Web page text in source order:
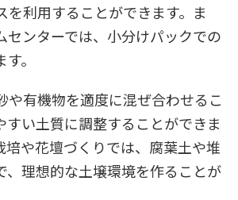
を利用することができます。ま
センターでは、小分けパックでの
。
や有機物を適度に混ぜ合わせるこ
すい土質に調整することができま
培や花壇づくりでは、腐葉土や堆
、理想的な土壌環境を作ることが